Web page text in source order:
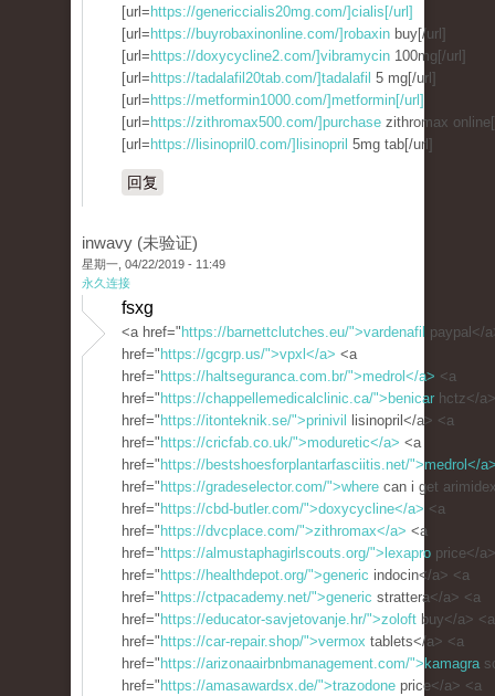
[url= https://genericcialis20mg.com/]cialis[/url]
[url= https://buyrobaxinonline.com/]robaxin buy[/url]
[url= https://doxycycline2.com/]vibramycin 100mg[/url]
[url= https://tadalafil20tab.com/]tadalafil 5 mg[/url]
[url= https://metformin1000.com/]metformin[/url]
[url= https://zithromax500.com/]purchase zithromax
[url= https://lisinopril0.com/]lisinopril 5mg tab[/url]
回复
inwavy (未验证)
星期一, 04/22/2019 - 11:49
永久连接
fsxg
<a href=" https://barnettclutches.eu/">vardenafil paypal</
href=" https://gcgrp.us/">vpxl</a> <a
href=" https://haltseguranca.com.br/">medrol</a> <a
href=" https://chappellemedicalclinic.ca/">benicar hctz</
href=" https://itonteknik.se/">prinivil
lisinopril</a> <a
href=" https://cricfab.co.uk/">moduretic</a> <a
href=" https://bestshoesforplantarfasciitis.net/">medrol</
href=" https://gradeselector.com/">where can i get
href=" https://cbd-butler.com/">doxycycline</a> <a
href=" https://dvcplace.com/">zithromax</a> <a
href=" https://almustaphagirlscouts.org/">lexapro price</
href=" https://healthdepot.org/">generic indocin</a> <a
href=" https://ctpacademy.net/">generic strattera</a> <a
href=" https://educator-savjetovanje.hr/">zoloft buy</a> <a
href=" https://car-repair.shop/">vermox tablets</a> <a
href=" https://arizonaairbnbmanagement.com/">kamagra
href=" https://amasawardsx.de/">trazodone price</a> <a